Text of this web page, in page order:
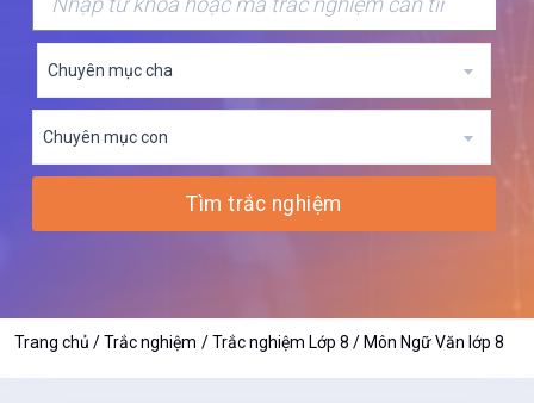
Chuyên mục cha
Chuyên mục con
Tìm trắc nghiệm
Trang chủ Trắc nghiệm Trắc nghiệm Lớp 8 Môn Ngữ Văn lớp 8